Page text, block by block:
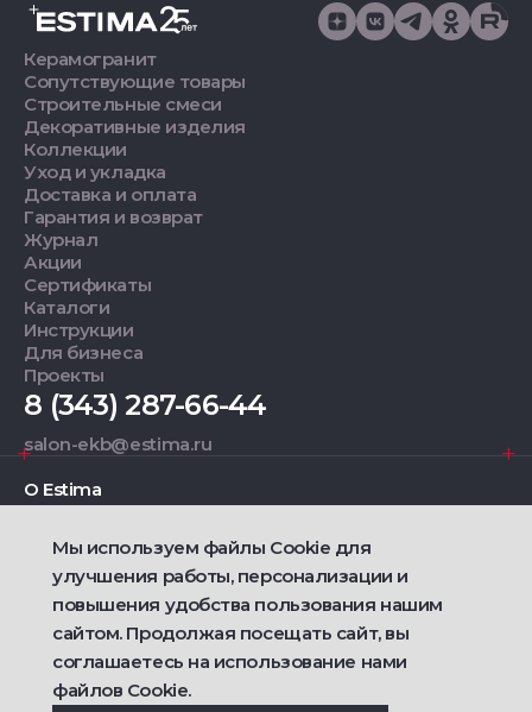
Керамогранит
Сопутствующие товары
Строительные смеси
Декоративные изделия
Коллекции
Уход и укладка
Доставка и оплата
Гарантия и возврат
Журнал
Акции
Сертификаты
Каталоги
Инструкции
Для бизнеса
Проекты
8 (343) 287-66-44
salon-ekb@estima.ru
О Estima
Дизайнерам
Фирменные салоны
2021 — 2026 © Estima
Политика конфиденциальности
Мы используем файлы Cookie для
улучшения работы, персонализации и
повышения удобства пользования нашим
сайтом. Продолжая посещать сайт, вы
соглашаетесь на использование нами
файлов Cookie.